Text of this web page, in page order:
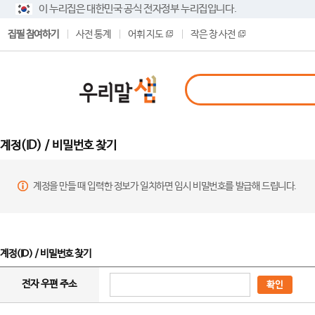
이 누리집은 대한민국 공식 전자정부 누리집입니다.
집필 참여하기 사전 통계 어휘 지도 작은 창 사전
계정(ID) / 비밀번호 찾기
계정을 만들 때 입력한 정보가 일치하면 임시 비밀번호를 발급해 드립니다.
계정(ID) / 비밀번호 찾기
전자 우편 주소 확인